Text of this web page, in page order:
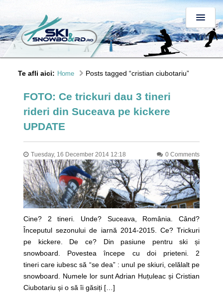
Te afli aici: Home Posts tagged “cristian ciubotariu”
FOTO: Ce trickuri dau 3 tineri
rideri din Suceava pe kickere
UPDATE
Tuesday, 16 December 2014 12:18 0 Comments
Cine? 2 tineri. Unde? Suceava, România. Când?
Începutul sezonului de iarnă 2014-2015. Ce? Trickuri
pe kickere. De ce? Din pasiune pentru ski și
snowboard. Povestea începe cu doi prieteni. 2
tineri care iubesc să “se dea” : unul pe skiuri, celălalt pe
snowboard. Numele lor sunt Adrian Huțuleac și Cristian
Ciubotariu și o să îi găsiți […]